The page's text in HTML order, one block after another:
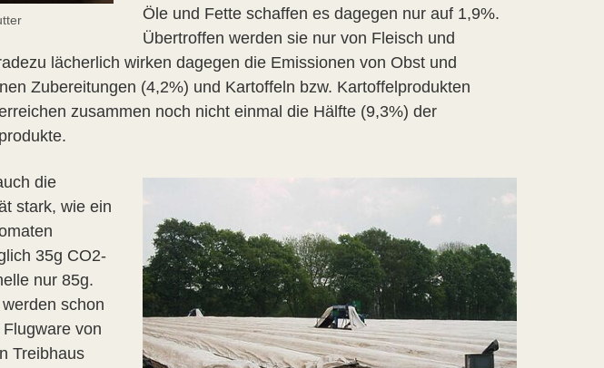
Öle und Fette schaffen es dagegen nur auf 1,9%.
Übertroffen werden sie nur von Fleisch und
lächerlich wirken dagegen die Emissionen von Obst und
Zubereitungen (4,2%) und Kartoffeln bzw. Kartoffelprodukten
zusammen noch nicht einmal die Hälfte (9,3%) der
die
stark, wie ein
35g CO2-
nur 85g.
schon
von
Treibhaus